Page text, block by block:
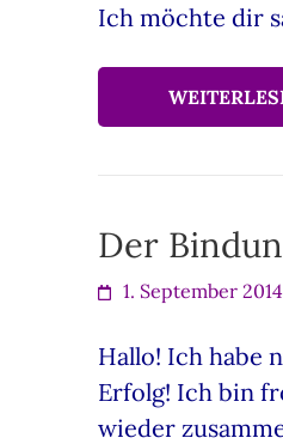
Ich möchte dir
Der
1. September 2014
Hallo! Ich habe
Erfolg! Ich bin
wieder